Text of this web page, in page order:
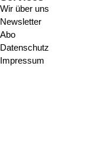
Wir über uns
Newsletter
Abo
Datenschutz
Impressum